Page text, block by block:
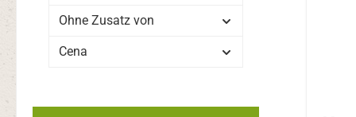
Ohne Zusatz von
Cena